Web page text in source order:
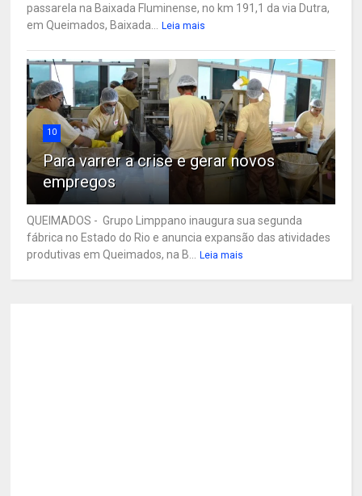
passarela na Baixada Fluminense, no km 191,1 da via Dutra,
em Queimados, Baixada...
Leia mais
10
Para varrer a crise e gerar novos
empregos
QUEIMADOS - Grupo Limppano inaugura sua segunda
fábrica no Estado do Rio e anuncia expansão das atividades
produtivas em Queimados, na B...
Leia mais